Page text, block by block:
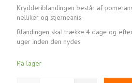
Krydderiblandingen består af
nelliker og stjerneanis.
Blandingen skal trække 4 dage og
uger inden den nydes
På lager